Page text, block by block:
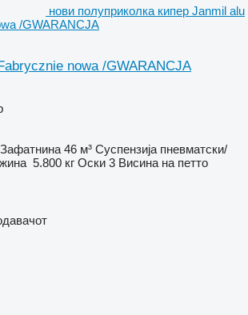
нови полуприколка кипер Janmil alu
/GWARANCJA
nowa /GWARANCJA
Зафатнина 46 м³ Суспензија пневматски/
5.800 кг Оски 3 Висина на петто